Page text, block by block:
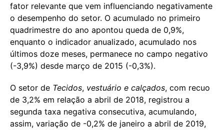
fator relevante que vem influenciando negativamente
o desempenho do setor. O acumulado no primeiro
quadrimestre do ano apontou queda de 0,9%,
enquanto o indicador anualizado, acumulado nos
últimos doze meses, permanece no campo negativo
(-3,9%) desde março de 2015 (-0,3%).
O setor de Tecidos, vestuário e calçados, com recuo
de 3,2% em relação a abril de 2018, registrou a
segunda taxa negativa consecutiva, acumulando,
assim, variação de -0,2% de janeiro a abril de 2019,